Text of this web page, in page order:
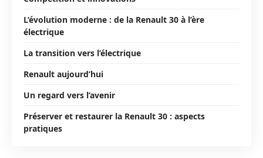
L’évolution moderne : de la Renault 30 à l’ère
électrique
La transition vers l’électrique
Renault aujourd’hui
Un regard vers l’avenir
Préserver et restaurer la Renault 30 : aspects
pratiques